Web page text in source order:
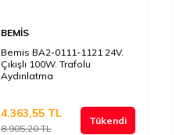
BEMİS
Bemis BA2-0111-1121 24V.
Çıkışlı 100W. Trafolu
Aydınlatma
8.905,20TL
4.363,55 TL Tükendi